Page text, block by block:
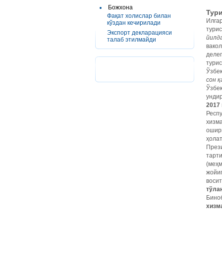
Божхона
Фақат холислар билан
кўздан кечирилади
Экспорт декларацияси
талаб этилмайди
сон
2017